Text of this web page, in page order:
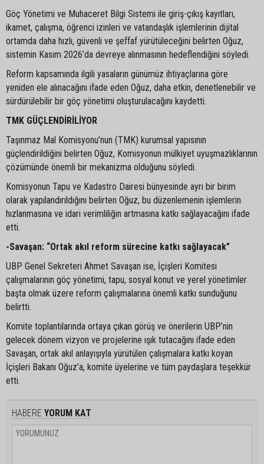
Göç Yönetimi ve Muhaceret Bilgi Sistemi ile giriş-çıkış kayıtları,
ikamet, çalışma, öğrenci izinleri ve vatandaşlık işlemlerinin dijital
ortamda daha hızlı, güvenli ve şeffaf yürütüleceğini belirten Oğuz,
sistemin Kasım 2026’da devreye alınmasının hedeflendiğini söyledi.
Reform kapsamında ilgili yasaların günümüz ihtiyaçlarına göre
yeniden ele alınacağını ifade eden Oğuz, daha etkin, denetlenebilir ve
sürdürülebilir bir göç yönetimi oluşturulacağını kaydetti.
TMK GÜÇLENDİRİLİYOR
Taşınmaz Mal Komisyonu’nun (TMK) kurumsal yapısının
güçlendirildiğini belirten Oğuz, Komisyonun mülkiyet uyuşmazlıklarının
çözümünde önemli bir mekanizma olduğunu söyledi.
Komisyonun Tapu ve Kadastro Dairesi bünyesinde ayrı bir birim
olarak yapılandırıldığını belirten Oğuz, bu düzenlemenin işlemlerin
hızlanmasına ve idari verimliliğin artmasına katkı sağlayacağını ifade
etti.
-Savaşan: “Ortak akıl reform sürecine katkı sağlayacak”
UBP Genel Sekreteri Ahmet Savaşan ise, İçişleri Komitesi
çalışmalarının göç yönetimi, tapu, sosyal konut ve yerel yönetimler
başta olmak üzere reform çalışmalarına önemli katkı sunduğunu
belirtti.
Komite toplantılarında ortaya çıkan görüş ve önerilerin UBP’nin
gelecek dönem vizyon ve projelerine ışık tutacağını ifade eden
Savaşan, ortak akıl anlayışıyla yürütülen çalışmalara katkı koyan
İçişleri Bakanı Oğuz’a, komite üyelerine ve tüm paydaşlara teşekkür
etti.
HABERE YORUM KAT